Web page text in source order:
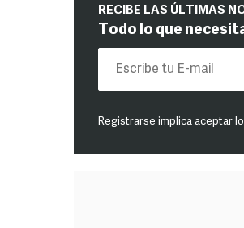
RECIBE LAS ÚLTIMAS
Todo lo que
Registrarse implica aceptar